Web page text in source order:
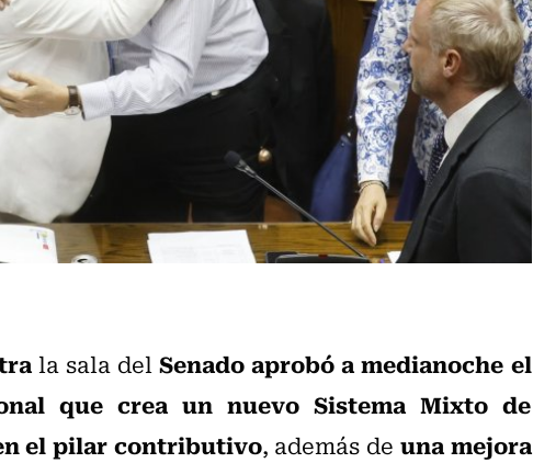
la sala delSenado aprobó a medianoche el
que crea un nuevo Sistema Mixto de
el pilar contributivo, además de una mejora